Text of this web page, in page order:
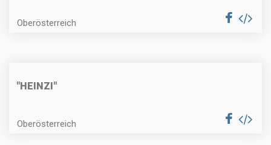
Oberösterreich
"HEINZI"
Oberösterreich